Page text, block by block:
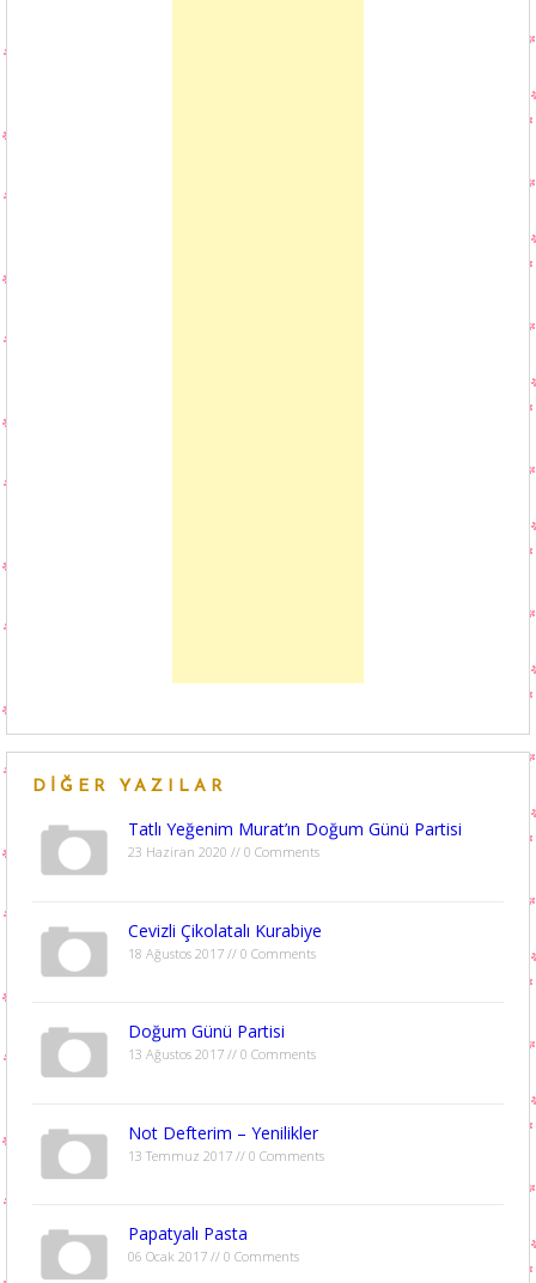
DIĞER YAZILAR
Tatlı Yeğenim Murat’ın Doğum Günü Partisi
23 Haziran 2020 // 0 Comments
Cevizli Çikolatalı Kurabiye
18 Ağustos 2017 // 0 Comments
Doğum Günü Partisi
13 Ağustos 2017 // 0 Comments
Not Defterim – Yenilikler
13 Temmuz 2017 // 0 Comments
Papatyalı Pasta
06 Ocak 2017 // 0 Comments